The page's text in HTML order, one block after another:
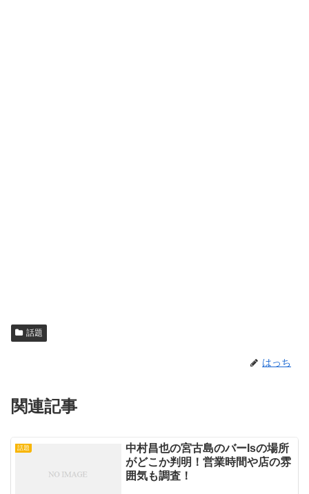
話題
はっち
関連記事
話題
中村昌也の宮古島のバーIsの場所
がどこか判明！営業時間や店の雰
囲気も調査！